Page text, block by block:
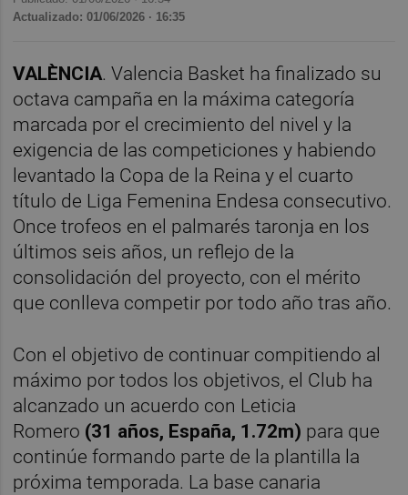
Actualizado: 01/06/2026 · 16:35
VALÈNCIA. Valencia Basket ha finalizado su
octava campaña en la máxima categoría
marcada por el crecimiento del nivel y la
exigencia de las competiciones y habiendo
levantado la Copa de la Reina y el cuarto
título de Liga Femenina Endesa consecutivo.
Once trofeos en el palmarés taronja en los
últimos seis años, un reflejo de la
consolidación del proyecto, con el mérito
que conlleva competir por todo año tras año.
Con el objetivo de continuar compitiendo al
máximo por todos los objetivos, el Club ha
alcanzado un acuerdo con Leticia
Romero (31 años, España, 1.72m) para que
continúe formando parte de la plantilla la
próxima temporada. La base canaria